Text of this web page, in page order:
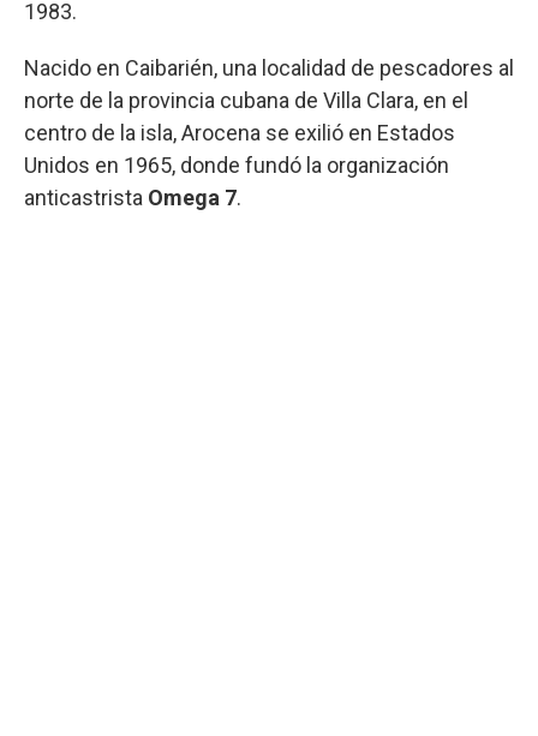
1983.
Nacido en Caibarién, una localidad de pescadores al
norte de la provincia cubana de Villa Clara, en el
centro de la isla, Arocena se exilió en Estados
Unidos en 1965, donde fundó la organización
anticastrista Omega 7.